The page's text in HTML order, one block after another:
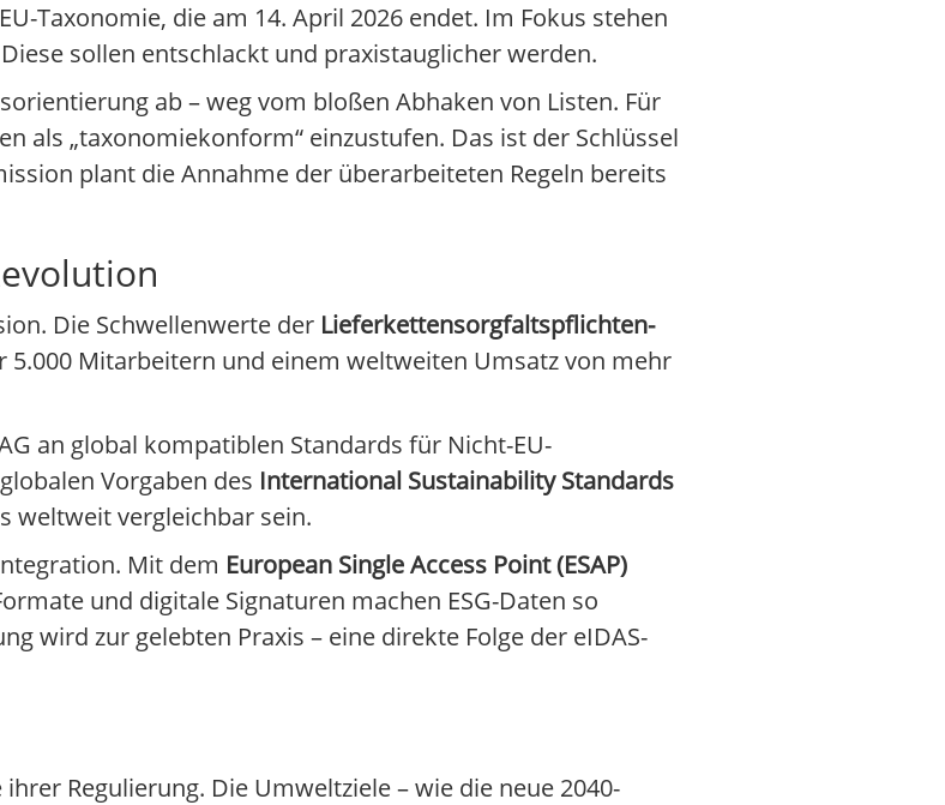
Taxonomie, die am 14. April 2026 endet. Im Fokus stehen
sollen entschlackt und praxistauglicher werden.
ab – weg vom bloßen Abhaken von Listen. Für
als „taxonomiekonform“ einzustufen. Das ist der Schlüssel
plant die Annahme der überarbeiteten Regeln bereits
Die Schwellenwerte der Lieferkettensorgfaltspflichten-
5.000 Mitarbeitern und einem weltweiten Umsatz von mehr
an global kompatiblen Standards für Nicht-EU-
Vorgaben des International Sustainability Standards
weltweit vergleichbar sein.
Mit dem European Single Access Point (ESAP)
und digitale Signaturen machen ESG-Daten so
wird zur gelebten Praxis – eine direkte Folge der eIDAS-
Regulierung. Die Umweltziele – wie die neue 2040-